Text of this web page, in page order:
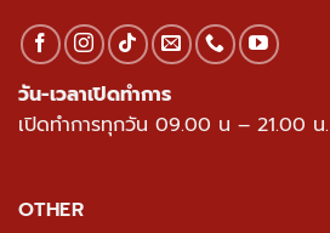
วัน-เวลาเปิดทำการ
เปิดทำการทุกวัน 09.00 น – 21.00 น.
OTHER